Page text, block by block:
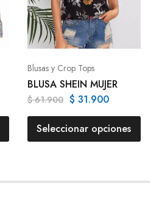
Blusas y Crop Tops
BLUSA SHEIN MUJER
$61.900 $ 31.900
Seleccionar opciones